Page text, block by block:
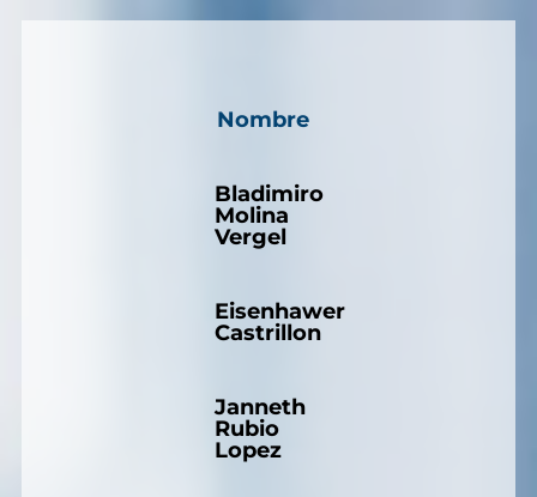
Nombre
Bladimiro
Molina
Vergel
Eisenhawer
Castrillon
Janneth
Rubio
Lopez